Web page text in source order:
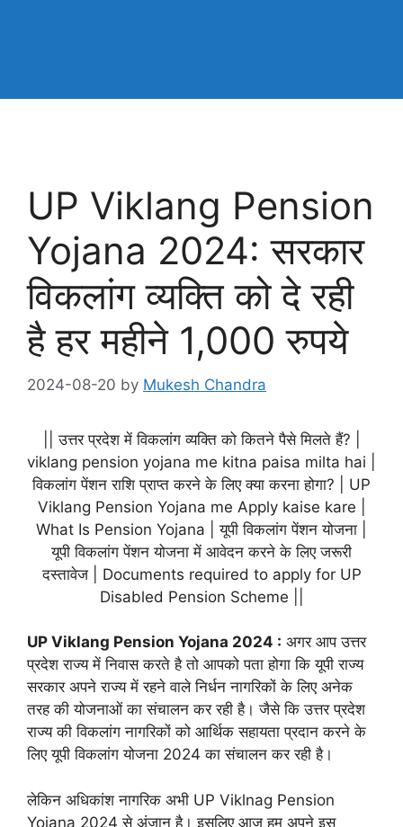
UP Viklang Pension
Yojana 2024: सरकार
विकलांग व्यक्ति को दे रही
है हर महीने 1,000 रुपये
2024-08-20 by Mukesh Chandra
|| उत्तर प्रदेश में विकलांग व्यक्ति को कितने पैसे मिलते हैं? |
viklang pension yojana me kitna paisa milta hai |
विकलांग पेंशन राशि प्राप्त करने के लिए क्या करना होगा? | UP
Viklang Pension Yojana me Apply kaise kare |
What Is Pension Yojana | यूपी विकलांग पेंशन योजना |
यूपी विकलांग पेंशन योजना में आवेदन करने के लिए जरूरी
दस्तावेज | Documents required to apply for UP
Disabled Pension Scheme ||
UP Viklang Pension Yojana 2024 : अगर आप उत्तर
प्रदेश राज्य में निवास करते है तो आपको पता होगा कि यूपी राज्य
सरकार अपने राज्य में रहने वाले निर्धन नागरिकों के लिए अनेक
तरह की योजनाओं का संचालन कर रही है। जैसे कि उत्तर प्रदेश
राज्य की विकलांग नागरिकों को आर्थिक सहायता प्रदान करने के
लिए यूपी विकलांग योजना 2024 का संचालन कर रही है।
लेकिन अधिकांश नागरिक अभी UP Viklnag Pension
Yojana 2024 से अंजान है। इसलिए आज हम अपने इस